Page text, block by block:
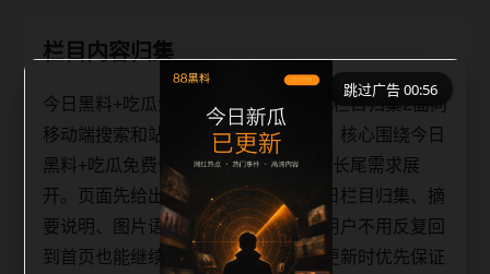
栏目内容归集
今日黑料+吃瓜免费合集明星黑料今日栏目归集2面向
移动端搜索和站内连续阅读场景整理，核心围绕今日
黑料+吃瓜免费合集、明星黑料和相关长尾需求展
开。页面先给出清晰主题，再补充今日栏目归集、摘
要说明、图片语义和可点击入口，让用户不用反复回
到首页也能继续浏览同类内容。每日更新时优先保证
跳过广告 00:56